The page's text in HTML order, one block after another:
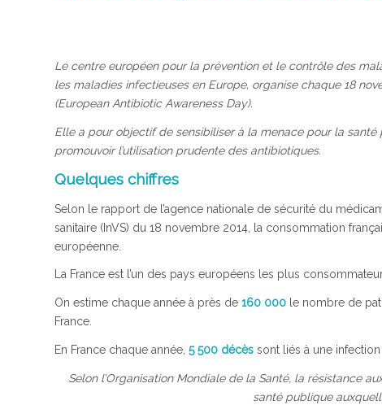
Le centre européen pour la prévention et le contrôle des
les maladies infectieuses en Europe, organise chaque 18
(European Antibiotic Awareness Day).
Elle a pour objectif de sensibiliser à la menace pour la
promouvoir l’utilisation prudente des antibiotiques.
Quelques chiffres
Selon le rapport de l’agence nationale de sécurité du
sanitaire (InVS) du 18 novembre 2014, la consommation
européenne.
La France est l’un des pays européens les plus
On estime chaque année à près de 160 000 le nombre de
France.
En France chaque année, 5 500 décès sont liés à une
Selon l’Organisation Mondiale de la Santé, la résistance
santé publique